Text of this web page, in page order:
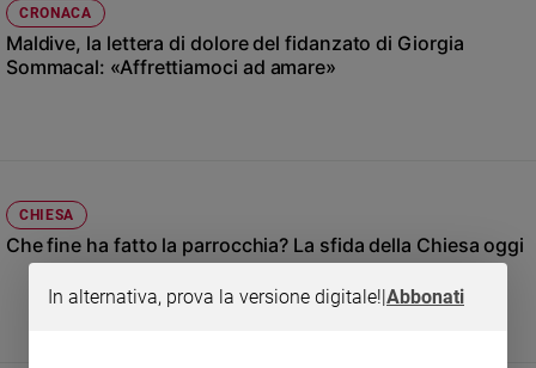
Costume
Cultura
Cinema,
Tv
e
Libri
CRONACA
Maldive, la lettera di dolore del fidanzato di Giorgia
Sommacal: «Affrettiamoci ad amare»
CHIESA
Che fine ha fatto la parrocchia? La sfida della Chiesa oggi
In alternativa, prova la versione digitale!|Abbonati